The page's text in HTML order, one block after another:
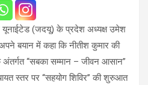
यूनाईटेड (जदयू) के प्रदेश अध्यक्ष उमेश
बयान में कहा कि नीतीश कुमार की
अंतर्गत ‘‘सबका सम्मान – जीवन आसान”
स्तर पर ‘‘सहयोग शिविर’’ की शुरुआत